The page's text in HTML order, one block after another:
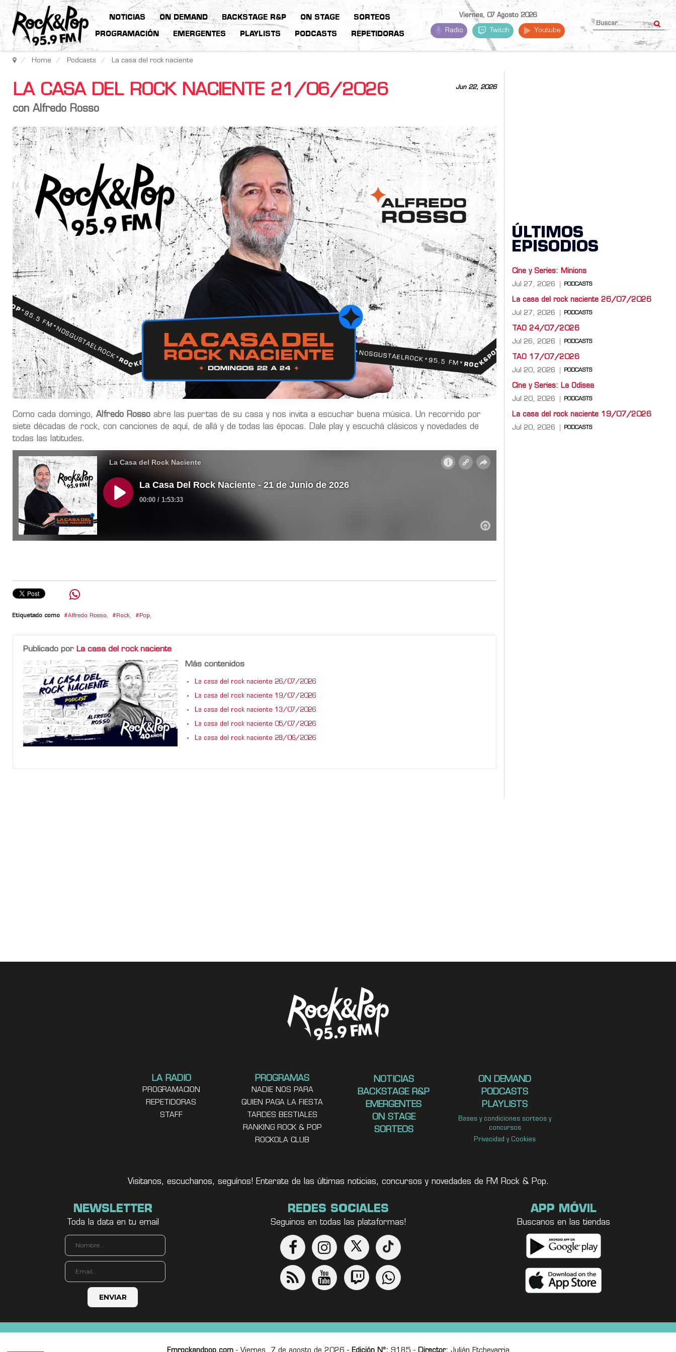
NOTICIAS ON DEMAND BACKSTAGE R&P ON STAGE SORTEOS
PROGRAMACIÓN EMERGENTES PLAYLISTS PODCASTS REPETIDORAS
Viernes, 07 Agosto 2026
Radio Twitch Youtube
Home Podcasts La casa del rock naciente
Jun 22, 2026
LA CASA DEL ROCK NACIENTE 21/06/2026
con Alfredo Rosso
Como cada domingo, Alfredo Rosso abre las puertas de su casa y nos invita a escuchar buena música. Un recorrido por
siete décadas de rock, con canciones de aquí, de allá y de todas las épocas. Dale play y escuchá clásicos y novedades de
todas las latitudes.
Etiquetado como Alfredo Rosso, Rock, Pop,
Publicado por La casa del rock naciente
Más contenidos
La casa del rock naciente 26/07/2026
La casa del rock naciente 19/07/2026
La casa del rock naciente 13/07/2026
La casa del rock naciente 05/07/2026
La casa del rock naciente 28/06/2026
ÚLTIMOS
EPISODIOS
Cine y Series: Minions
Jul 27, 2026 PODCASTS
La casa del rock naciente 26/07/2026
Jul 27, 2026 PODCASTS
TAO 24/07/2026
Jul 26, 2026 PODCASTS
TAO 17/07/2026
Jul 20, 2026 PODCASTS
Cine y Series: La Odisea
Jul 20, 2026 PODCASTS
La casa del rock naciente 19/07/2026
Jul 20, 2026 PODCASTS
LA RADIO
PROGRAMACION
REPETIDORAS
STAFF
PROGRAMAS
NADIE NOS PARA
QUIEN PAGA LA FIESTA
TARDES BESTIALES
RANKING ROCK & POP
ROCKOLA CLUB
NOTICIAS
BACKSTAGE R&P
EMERGENTES
ON STAGE
SORTEOS
ON DEMAND
PODCASTS
PLAYLISTS
Bases y condiciones sorteos y
concursos
Privacidad y Cookies
Visitanos, escuchanos, seguínos! Enterate de las últimas noticias, concursos y novedades de FM Rock & Pop.
NEWSLETTER
Toda la data en tu email
REDES SOCIALES
Seguinos en todas las plataformas!
APP MÓVIL
Buscanos en las tiendas